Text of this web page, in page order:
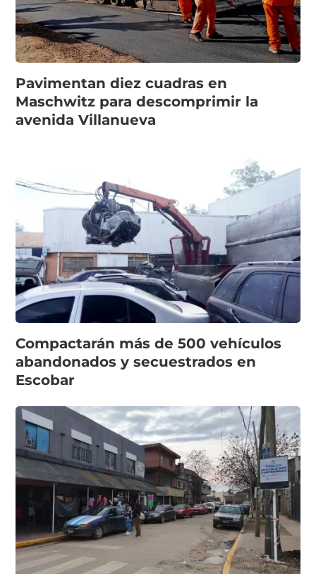
Pavimentan diez cuadras en
Maschwitz para descomprimir la
avenida Villanueva
Compactarán más de 500 vehículos
abandonados y secuestrados en
Escobar